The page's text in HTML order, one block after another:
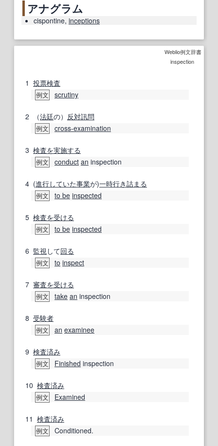
アナグラム
cispontine, inceptions
Weblio例文辞書
inspection
1 投票検査
例文 scrutiny
2 （法廷の） 反対訊問
例文 cross-examination
3 検査を実施する
例文 conduct an inspection
4 (進行していた事業が)一時行き詰まる
例文 to be inspected
5 検査を受ける
例文 to be inspected
6 監視して回る
例文 to inspect
7 審査を受ける
例文 take an inspection
8 受験者
例文 an examinee
9 検査済み
例文 Finished inspection
10 検査済み
例文 Examined
11 検査済み
例文 Conditioned.